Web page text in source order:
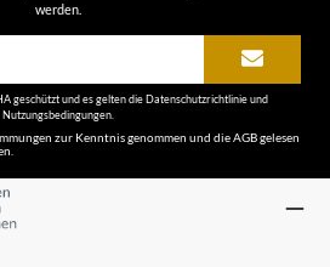
werden.
geschützt und es gelten die Datenschutzrichtlinieund
Nutzungsbedingungen.
zur Kenntnis genommen und dieAGBgelesen